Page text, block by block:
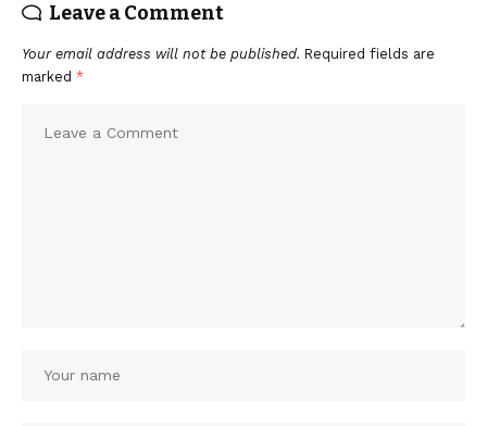
Leave a Comment
Your email address will not be published. Required fields are
marked *